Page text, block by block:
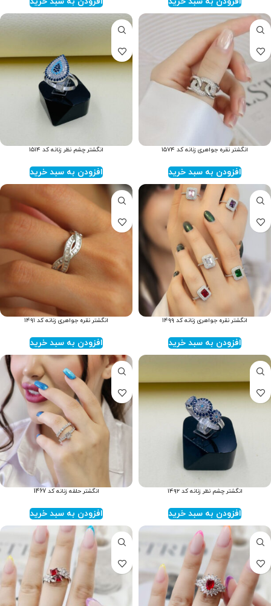
انگشتر نقره جواهری زنانه کد ۱۵۷۴
افزودن به سبد خرید
انگشتر چشم نظر زنانه کد ۱۵۱۴
افزودن به سبد خرید
انگشتر نقره جواهری زنانه کد ۱۴۹۹
افزودن به سبد خرید
انگشتر نقره جواهری زنانه کد ۱۴۹۱
افزودن به سبد خرید
انگشتر چشم نظر زنانه کد ۱۴۹۲
افزودن به سبد خرید
انگشتر حلقه زنانه کد 1467
افزودن به سبد خرید